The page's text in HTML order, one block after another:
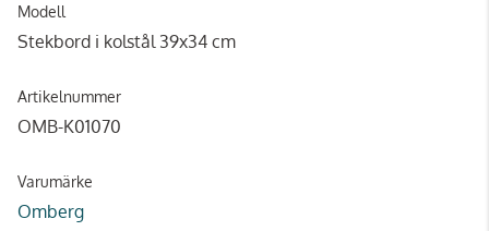
Modell
Stekbord i kolstål 39x34 cm
Artikelnummer
OMB-K01070
Varumärke
Omberg